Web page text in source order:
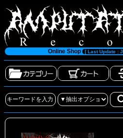
Online Shop [ Last Update :